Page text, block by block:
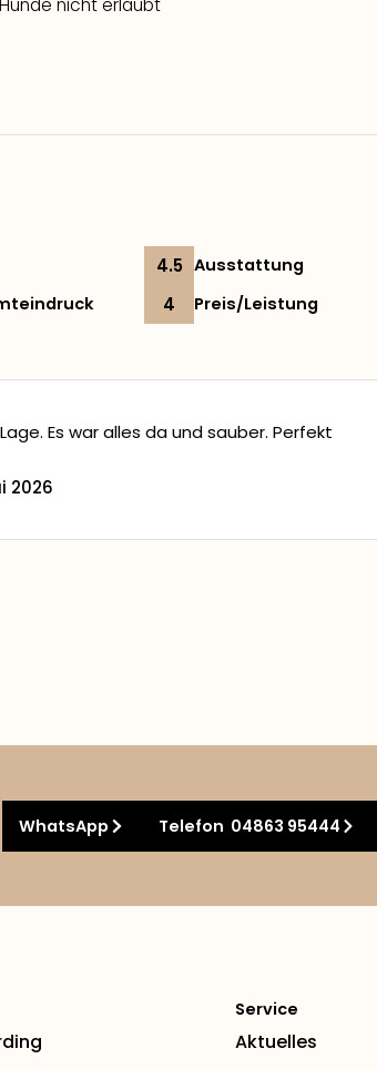
Hunde nicht erlaubt
4.5 Ausstattung
4 Preis/Leistung
Es war alles da und sauber. Perfekt
2026
WhatsApp Telefon 04863 95444
Service
Aktuelles